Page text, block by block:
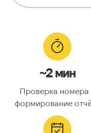
Тип номера:
Оператор связи:
Национальный
Код страны:
ГЕОЛОКАЦИЯ
~2 мин
Проверка номера
формирование